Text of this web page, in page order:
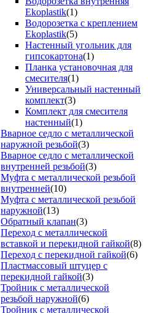
Ekoplastik(1)
Водорозетка с креплением
Ekoplastik(5)
Настенный угольник для
гипсокартона(1)
Планка установочная для
смесителя(1)
Универсальный настенный
комплект(3)
Комплект для смесителя
настенный(1)
Вварное седло с металлической
наружной резьбой(3)
Вварное седло с металлической
внутренней резьбой(3)
Муфта с металлической резьбой
внутренней(10)
Муфта с металлической резьбой
наружной(13)
Обратный клапан(3)
Переход с металлической
вставкой и перекидной гайкой(8)
Переход с перекидной гайкой(6)
Пластмассовый штуцер с
перекидной гайкой(3)
Тройник с металлической
резьбой наружной(6)
Тройник с металлической